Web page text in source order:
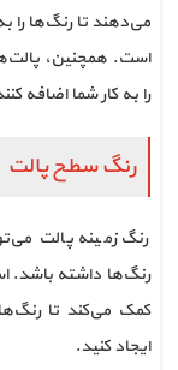
می‌دهند تا رنگ‌ها را
است. همچنین،
را به کار شما اضافه
رنگ سطح پالت
رنگ زمینه پالت
رنگ‌ها داشته باشد.
کمک می‌کند تا رنگ‌ها
ایجاد کنید.